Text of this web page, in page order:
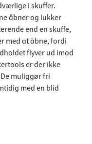
i skuffer.
åbner og lukker
end en skuffe,
med at åbne, fordi
flyver ud imod
er der ikke
muliggør fri
med en blid